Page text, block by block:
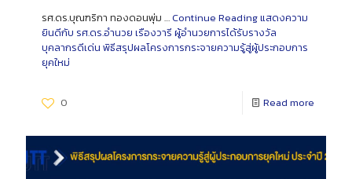
รศ.ดร.บุณฑริกา ทองดอนพุ่ม … Continue Readingแสดงความ
ยินดีกับ รศ.ดร.อำนวย เรืองวารี ผู้อำนวยการได้รับรางวัล
บุคลากรดีเด่น พิธีสรุปผลโครงการกระจายความรู้สู่ผู้ประกอบการ
ยุคใหม่
0 Read more